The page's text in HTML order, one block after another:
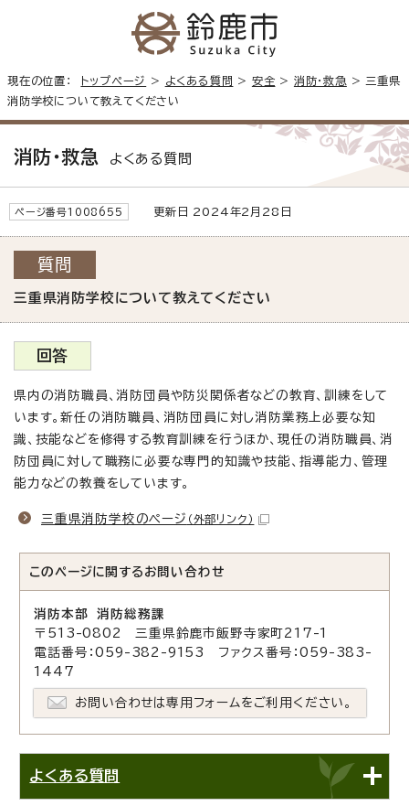
現在の位置： トップページ > よくある質問 > 安全 > 消防・救急 > 三重県
消防学校について教えてください
消防・救急 よくある質問
ページ番号1008655 更新日 2024年2月28日
質問
三重県消防学校について教えてください
回答
県内の消防職員、消防団員や防災関係者などの教育、訓練をして
います。新任の消防職員、消防団員に対し消防業務上必要な知
識、技能などを修得する教育訓練を行うほか、現任の消防職員、消
防団員に対して職務に必要な専門的知識や技能、指導能力、管理
能力などの教養をしています。
三重県消防学校のページ （外部リンク）
このページに関する お問い合わせ
消防本部 消防総務課
〒513-0802 三重県鈴鹿市飯野寺家町217-1
電話番号：059-382-9153 ファクス番号：059-383-
1447
お問い合わせは専用フォームをご利用ください。
よくある質問